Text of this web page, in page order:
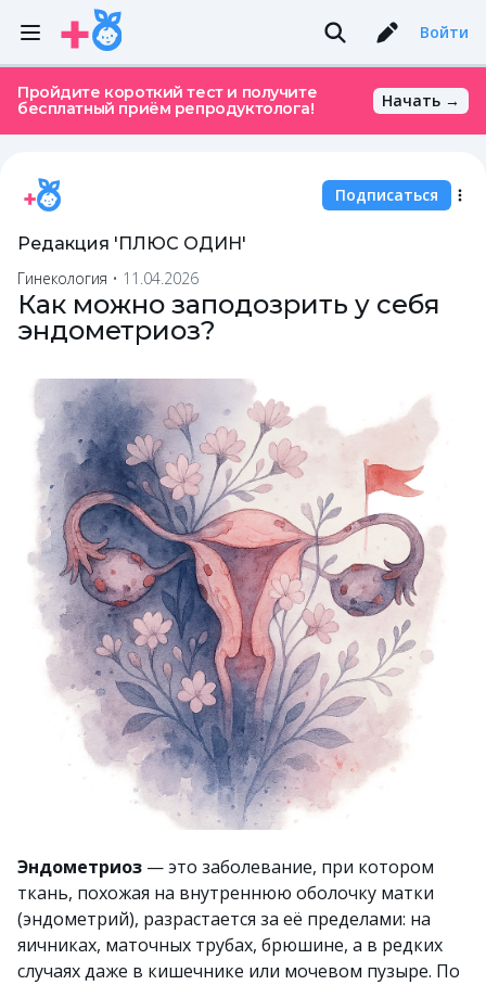
Войти
Пройдите короткий тест и получите
бесплатный приём репродуктолога!
Начать →
Редакция 'ПЛЮС ОДИН'
Подписаться
Гинекология • 11.04.2026
Как можно заподозрить у себя
эндометриоз?
Эндометриоз — это заболевание, при котором
ткань, похожая на внутреннюю оболочку матки
(эндометрий), разрастается за её пределами: на
яичниках, маточных трубах, брюшине, а в редких
случаях даже в кишечнике или мочевом пузыре. По